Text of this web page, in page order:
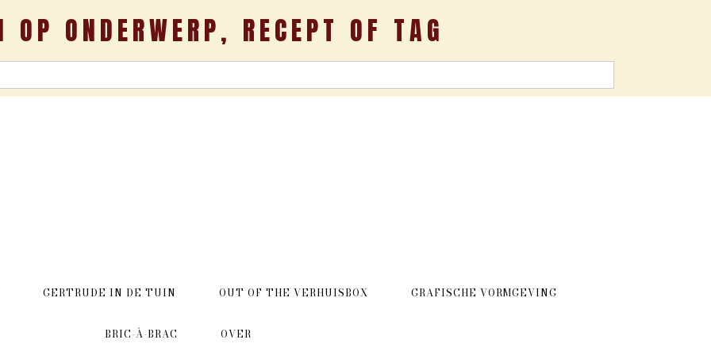
OP ONDERWERP, RECEPT OF TAG
GERTRUDE IN DE TUIN OUT OF THE VERHUISBOX GRAFISCHE VORMGEVING
BRIC-À-BRAC OVER